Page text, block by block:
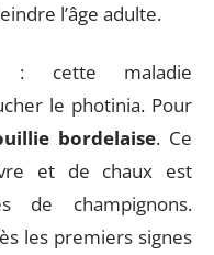
l’âge adulte.
cette maladie
le photinia. Pour
bordelaise. Ce
et de chaux est
de champignons.
les premiers signes